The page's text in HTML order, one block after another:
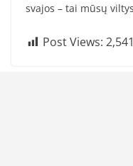
svajos – tai mūsų
Post Views: 2,541